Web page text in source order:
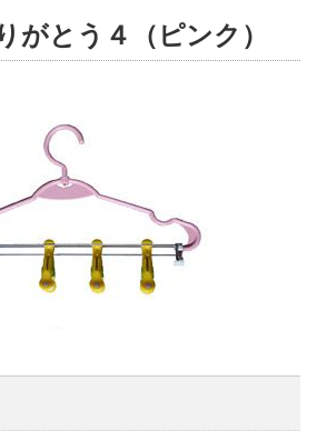
がとう４（ピンク）